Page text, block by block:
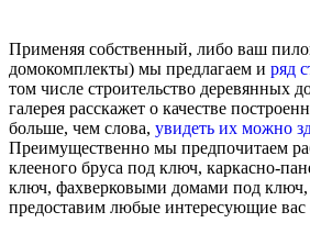
Применяя собственный, либо ваш
домокомплекты) мы предлагаем и ряд
том числе строительство деревянных
галерея расскажет о качестве
больше, чем слова, увидеть их можно
Преимущественно мы предпочитаем
клееного бруса под ключ, каркасно-
ключ, фахверковыми домами под
предоставим любые интересующие вас